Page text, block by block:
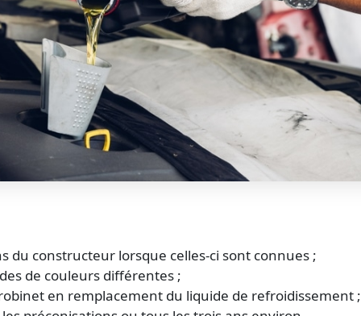
du constructeur lorsque celles-ci sont connues ;
de couleurs différentes ;
en remplacement du liquide de refroidissement ;